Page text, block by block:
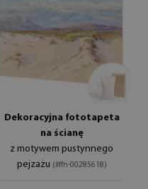
Dekoracyjna fototapeta
na ścianę
z motywem pustynnego
pejzażu (#ffn-00285618)